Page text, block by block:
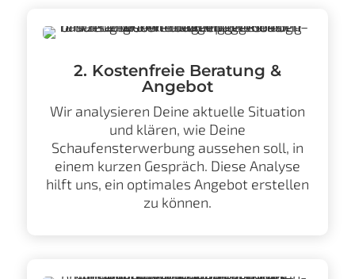
2. Kostenfreie Beratung &
Angebot
Wir analysieren Deine aktuelle Situation
und klären, wie Deine
Schaufensterwerbung aussehen soll, in
einem kurzen Gespräch. Diese Analyse
hilft uns, ein optimales Angebot erstellen
zu können.